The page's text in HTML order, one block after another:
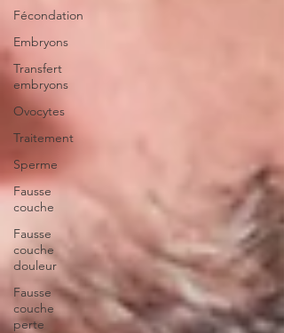
Fécondation
Embryons
Transfert
embryons
Ovocytes
Traitement
Sperme
Fausse
couche
Fausse
couche
douleur
Fausse
couche
perte